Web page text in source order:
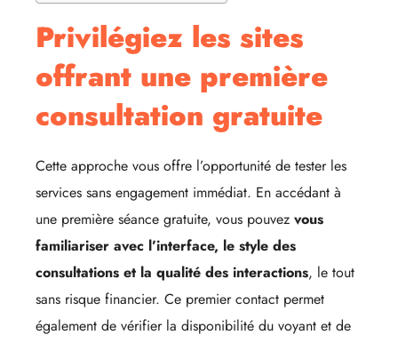
Privilégiez les sites
offrant une première
consultation gratuite
Cette approche vous offre l’opportunité de tester les
services sans engagement immédiat. En accédant à
une première séance gratuite, vous pouvez vous
familiariser avec l’interface, le style des
consultations et la qualité des interactions, le tout
sans risque financier. Ce premier contact permet
également de vérifier la disponibilité du voyant et de